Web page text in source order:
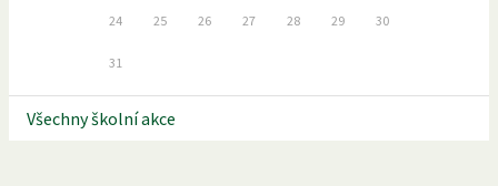
24 25 26 27 28 29 30
31
Všechny školní akce